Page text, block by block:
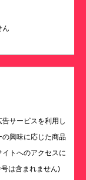
ん
告サービスを利用し
興味に応じた商品
トへのアクセスに
は含まれません)